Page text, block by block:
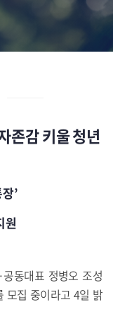
존감 키울 청년
’
원
동대표 정병오 조성
모집 중이라고 4일 밝